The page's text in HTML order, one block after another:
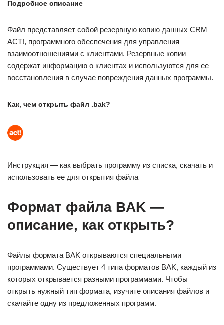
Подробное описание
Файл представляет собой резервную копию данных CRM
ACT!, программного обеспечения для управления
взаимоотношениями с клиентами. Резервные копии
содержат информацию о клиентах и используются для ее
восстановления в случае повреждения данных программы.
Как, чем открыть файл .bak?
Инструкция — как выбрать программу из списка, скачать и
использовать ее для открытия файла
Формат файла BAK —
описание, как открыть?
Файлы формата BAK открываются специальными
программами. Существует 4 типа форматов BAK, каждый из
которых открывается разными программами. Чтобы
открыть нужный тип формата, изучите описания файлов и
скачайте одну из предложенных программ.